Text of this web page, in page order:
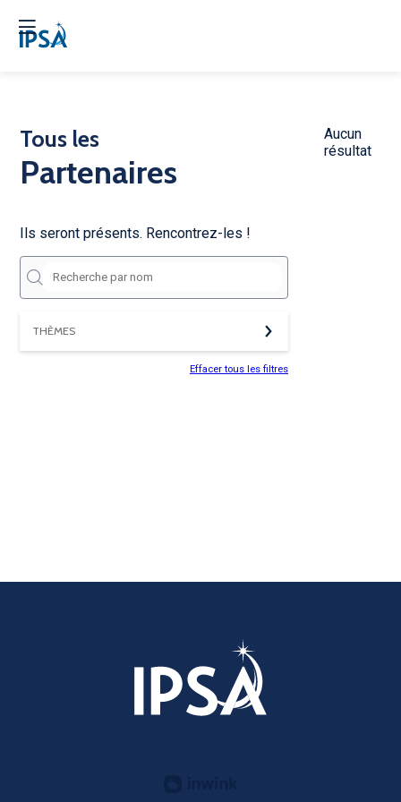
Tous les
Partenaires
Ils seront présents. Rencontrez-les !
THÈMES
Effacer tous les filtres
Aucun
résultat